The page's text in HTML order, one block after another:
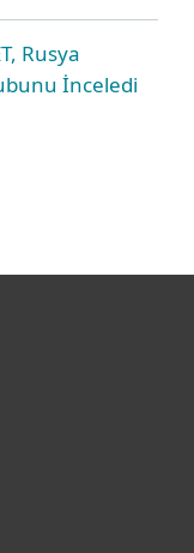
Rusya
İnceledi